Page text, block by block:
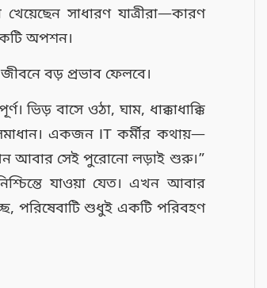
সাধারণ যাত্রীরা—কারণ
অপশন।
জীবনে বড় প্রভাব ফেলবে।
ভিড় বাসে ওঠা, ঘাম, ধাক্কাধাক্কি
একজন IT কর্মীর কথায়—
আবার সেই পুরোনো লড়াই শুরু।”
যাওয়া যেত। এখন আবার
পরিষেবাটি শুধুই একটি পরিবহণ